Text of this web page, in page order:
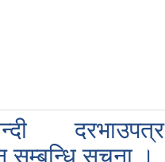
दरभाउपत्र
सम्बन्धि सूचना ।